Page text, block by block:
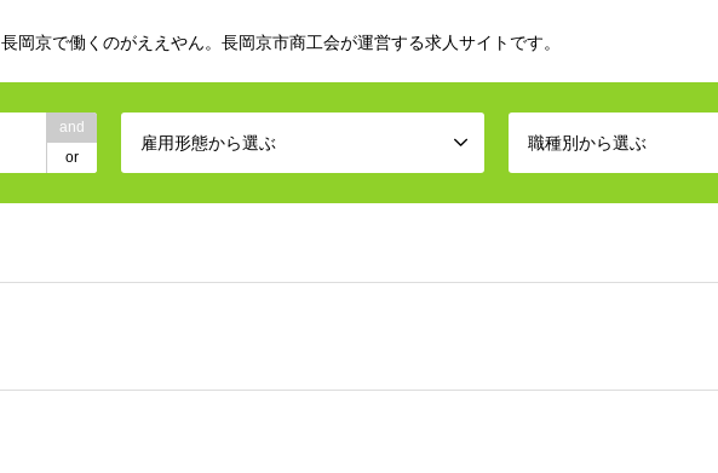
長岡京で働くのがええやん。長岡京市商工会が運営する求人サイトです。
and
or
雇用形態から選ぶ 職種別から選ぶ